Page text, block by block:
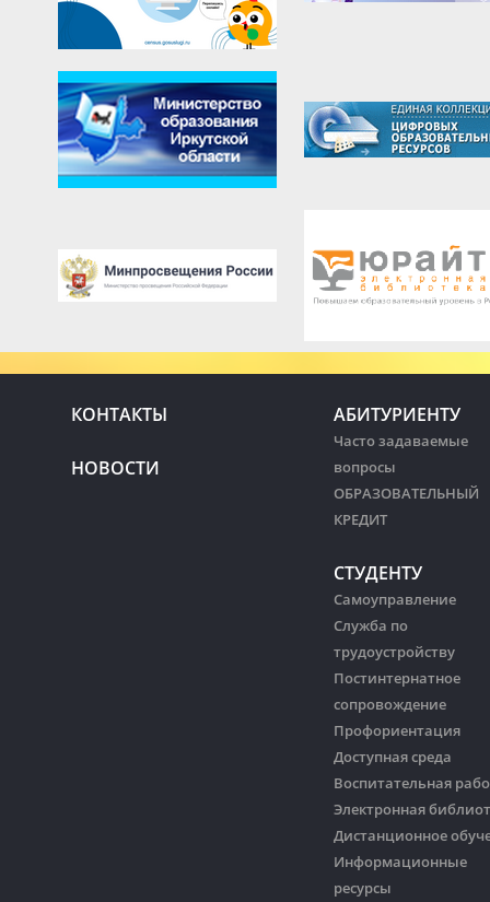
КОНТАКТЫ
НОВОСТИ
АБИТУРИЕНТУ
Часто задаваемые
вопросы
ОБРАЗОВАТЕЛЬНЫЙ
КРЕДИТ
СТУДЕНТУ
Самоуправление
Служба по
трудоустройству
Постинтернатное
сопровождение
Профориентация
Доступная среда
Воспитательная
Электронная
Дистанционное
Информационные
ресурсы